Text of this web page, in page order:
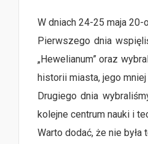
W dniach 24-25 maja 20-
Pierwszego dnia
„Hewelianum” oraz
historii miasta, jego
Drugiego dnia
kolejne centrum nauki i
Warto dodać, że nie